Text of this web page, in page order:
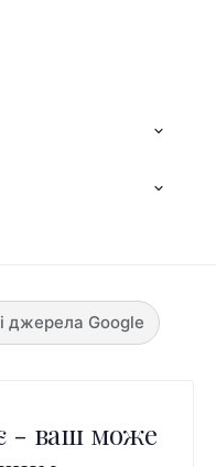
джерела Google
- ваш може